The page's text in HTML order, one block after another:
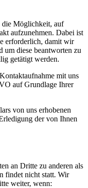
die Möglichkeit, auf
aufzunehmen. Dabei ist
erforderlich, damit wir
um diese beantworten zu
getätigt werden.
mit uns
auf Grundlage Ihrer
von uns erhobenen
der von Ihnen
an Dritte zu anderen als
findet nicht statt. Wir
weiter, wenn: